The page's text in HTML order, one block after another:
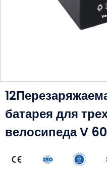
батарея для
велосипеда V